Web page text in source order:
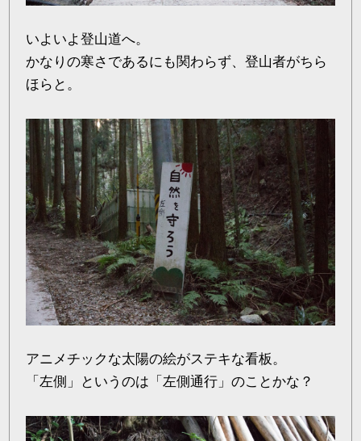
いよいよ登山道へ。
かなりの寒さであるにも関わらず、登山者がちら
ほらと。
アニメチックな太陽の絵がステキな看板。
「左側」というのは「左側通行」のことかな？